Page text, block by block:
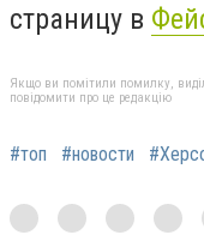
страницу в
Якщо ви помітили помилку,
повідомити про це редакцію
#топ #новости